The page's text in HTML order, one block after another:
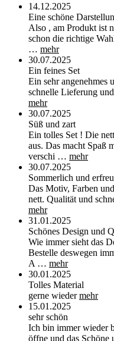
14.12.2025
Eine schöne
Also , am Produkt ist
schon die richtige
… mehr
30.07.2025
Ein feines Set
Ein sehr angenehmes
schnelle Lieferung
mehr
30.07.2025
Süß und zart
Ein tolles Set ! Die
aus. Das macht Spaß
verschi … mehr
30.07.2025
Sommerlich und
Das Motiv, Farben
nett. Qualität und
mehr
31.01.2025
Schönes Design und
Wie immer sieht das
Bestelle deswegen
A … mehr
30.01.2025
Tolles Material
gerne wiedermehr
15.01.2025
sehr schön
Ich bin immer wieder
öffne und das